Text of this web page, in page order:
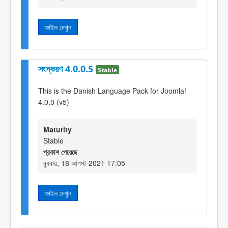
ফাইল দেখুন
সংস্করণ 4.0.0.5 Stable
This is the Danish Language Pack for Joomla!
4.0.0 (v5)
Maturity
Stable
প্রকাশ পেয়েছে
বুধবার, 18 আগস্ট 2021 17:05
ফাইল দেখুন